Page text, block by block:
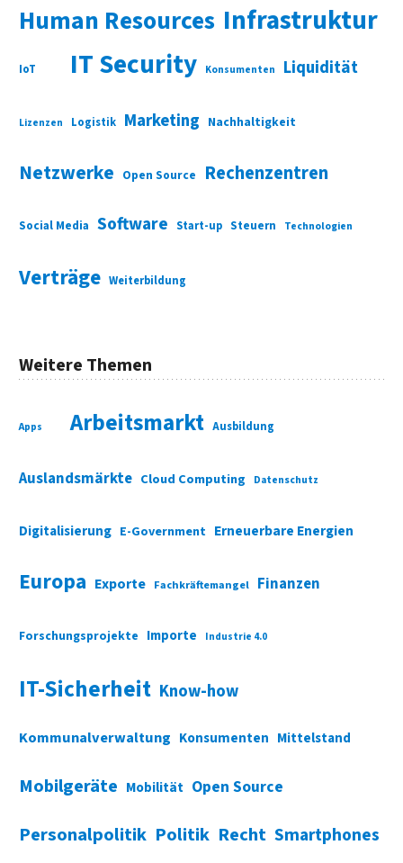
Human Resources Infrastruktur
IoT IT Security Konsumenten Liquidität
Lizenzen Logistik Marketing Nachhaltigkeit
Netzwerke Open Source Rechenzentren
Social Media Software Start-up Steuern Technologien
Verträge Weiterbildung
Weitere Themen
Apps Arbeitsmarkt Ausbildung
Auslandsmärkte Cloud Computing Datenschutz
Digitalisierung E-Government Erneuerbare Energien
Europa Exporte Fachkräftemangel Finanzen
Forschungsprojekte Importe Industrie 4.0
IT-Sicherheit Know-how
Kommunalverwaltung Konsumenten Mittelstand
Mobilgeräte Mobilität Open Source
Personalpolitik Politik Recht Smartphones